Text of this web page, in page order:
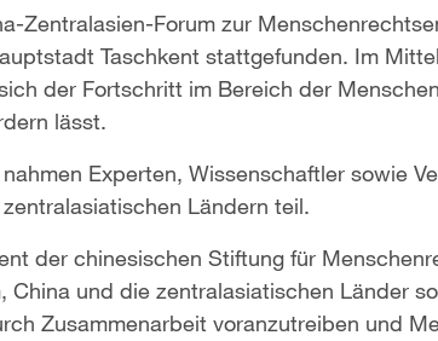
Zentralasien-Forum zur
Taschkent stattgefunden. Im
der Fortschritt im Bereich der
lässt.
Experten, Wissenschaftler sowie
Ländern teil.
der chinesischen Stiftung für
China und die zentralasiatischen Länder
Zusammenarbeit voranzutreiben und